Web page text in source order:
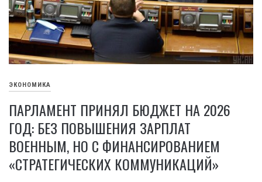
ЭКОНОМИКА
ПАРЛАМЕНТ ПРИНЯЛ БЮДЖЕТ НА 2026
ГОД: БЕЗ ПОВЫШЕНИЯ ЗАРПЛАТ
ВОЕННЫМ, НО С ФИНАНСИРОВАНИЕМ
«СТРАТЕГИЧЕСКИХ КОММУНИКАЦИЙ»